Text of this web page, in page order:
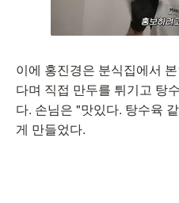
이에 홍진경은 분식집에서
다며 직접 만두를 튀기고 탕
다. 손님은 "맛있다. 탕수육
게 만들었다.